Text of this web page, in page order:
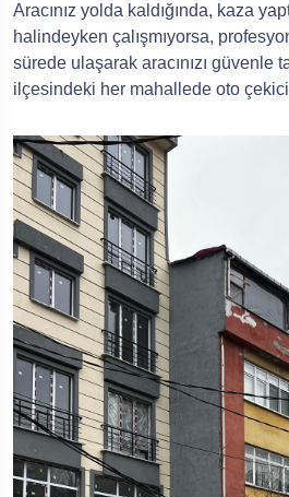
Aracınız yolda kaldığında, kaza
halindeyken çalışmıyorsa,
sürede ulaşarak aracınızı güvenle
ilçesindeki her mahallede oto